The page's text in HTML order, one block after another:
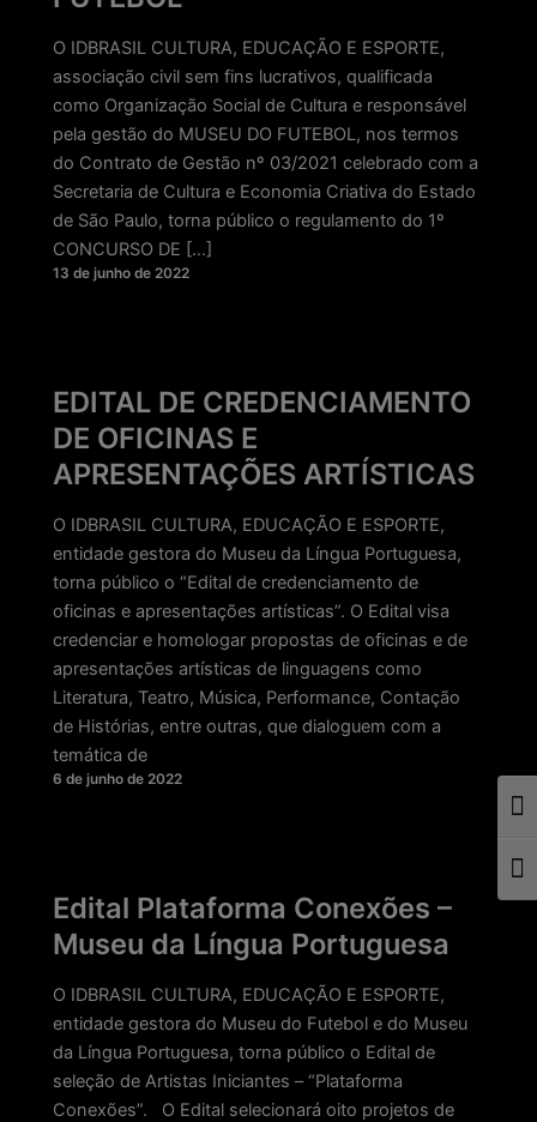
O IDBRASIL CULTURA, EDUCAÇÃO E ESPORTE,
associação civil sem fins lucrativos, qualificada
como Organização Social de Cultura e responsável
pela gestão do MUSEU DO FUTEBOL, nos termos
do Contrato de Gestão nº 03/2021 celebrado com a
Secretaria de Cultura e Economia Criativa do Estado
de São Paulo, torna público o regulamento do 1º
CONCURSO DE […]
13 de junho de 2022
EDITAL DE CREDENCIAMENTO
DE OFICINAS E
APRESENTAÇÕES ARTÍSTICAS
O IDBRASIL CULTURA, EDUCAÇÃO E ESPORTE,
entidade gestora do Museu da Língua Portuguesa,
torna público o “Edital de credenciamento de
oficinas e apresentações artísticas”. O Edital visa
credenciar e homologar propostas de oficinas e de
apresentações artísticas de linguagens como
Literatura, Teatro, Música, Performance, Contação
de Histórias, entre outras, que dialoguem com a
temática de
6 de junho de 2022
Edital Plataforma Conexões –
Museu da Língua Portuguesa
O IDBRASIL CULTURA, EDUCAÇÃO E ESPORTE,
entidade gestora do Museu do Futebol e do Museu
da Língua Portuguesa, torna público o Edital de
seleção de Artistas Iniciantes – “Plataforma
Conexões”. O Edital selecionará oito projetos de